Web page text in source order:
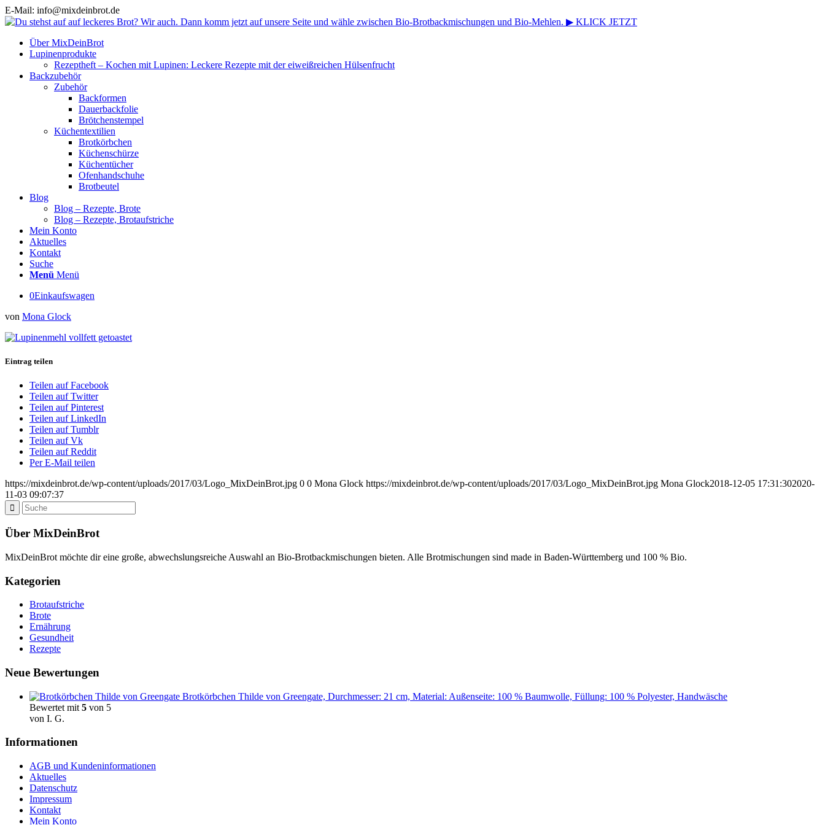
E-Mail: info@mixdeinbrot.de
Über MixDeinBrot
Lupinenprodukte
Rezeptheft – Kochen mit Lupinen: Leckere Rezepte mit der eiweißreichen Hülsenfrucht
Backzubehör
Zubehör
Backformen
Dauerbackfolie
Brötchenstempel
Küchentextilien
Brotkörbchen
Küchenschürze
Küchentücher
Ofenhandschuhe
Brotbeutel
Blog
Blog – Rezepte, Brote
Blog – Rezepte, Brotaufstriche
Mein Konto
Aktuelles
Kontakt
Suche
Menü Menü
0Einkaufswagen
von Mona Glock
Eintrag teilen
Teilen auf Facebook
Teilen auf Twitter
Teilen auf Pinterest
Teilen auf LinkedIn
Teilen auf Tumblr
Teilen auf Vk
Teilen auf Reddit
Per E-Mail teilen
https://mixdeinbrot.de/wp-content/uploads/2017/03/Logo_MixDeinBrot.jpg 0 0 Mona Glock https://mixdeinbrot.de/wp-content/uploads/2017/03/Logo_MixDeinBrot.jpg Mona Glock2018-12-05 17:31:302020-
11-03 09:07:37
Über MixDeinBrot
MixDeinBrot möchte dir eine große, abwechslungsreiche Auswahl an Bio-Brotbackmischungen bieten. Alle Brotmischungen sind made in Baden-Württemberg und 100 % Bio.
Kategorien
Brotaufstriche
Brote
Ernährung
Gesundheit
Rezepte
Neue Bewertungen
Brotkörbchen Thilde von Greengate, Durchmesser: 21 cm, Material: Außenseite: 100 % Baumwolle, Füllung: 100 % Polyester, Handwäsche
Bewertet mit 5 von 5
von I. G.
Informationen
AGB und Kundeninformationen
Aktuelles
Datenschutz
Impressum
Kontakt
Mein Konto